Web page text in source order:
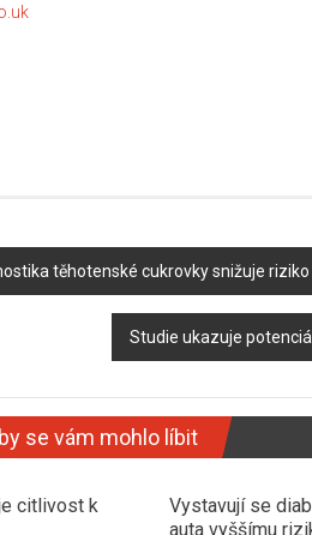
těhotenské cukrovky snižuje
Studie ukazuje
se vám mohlo líbit
citlivost k
Vystavují se
auta vyššímu